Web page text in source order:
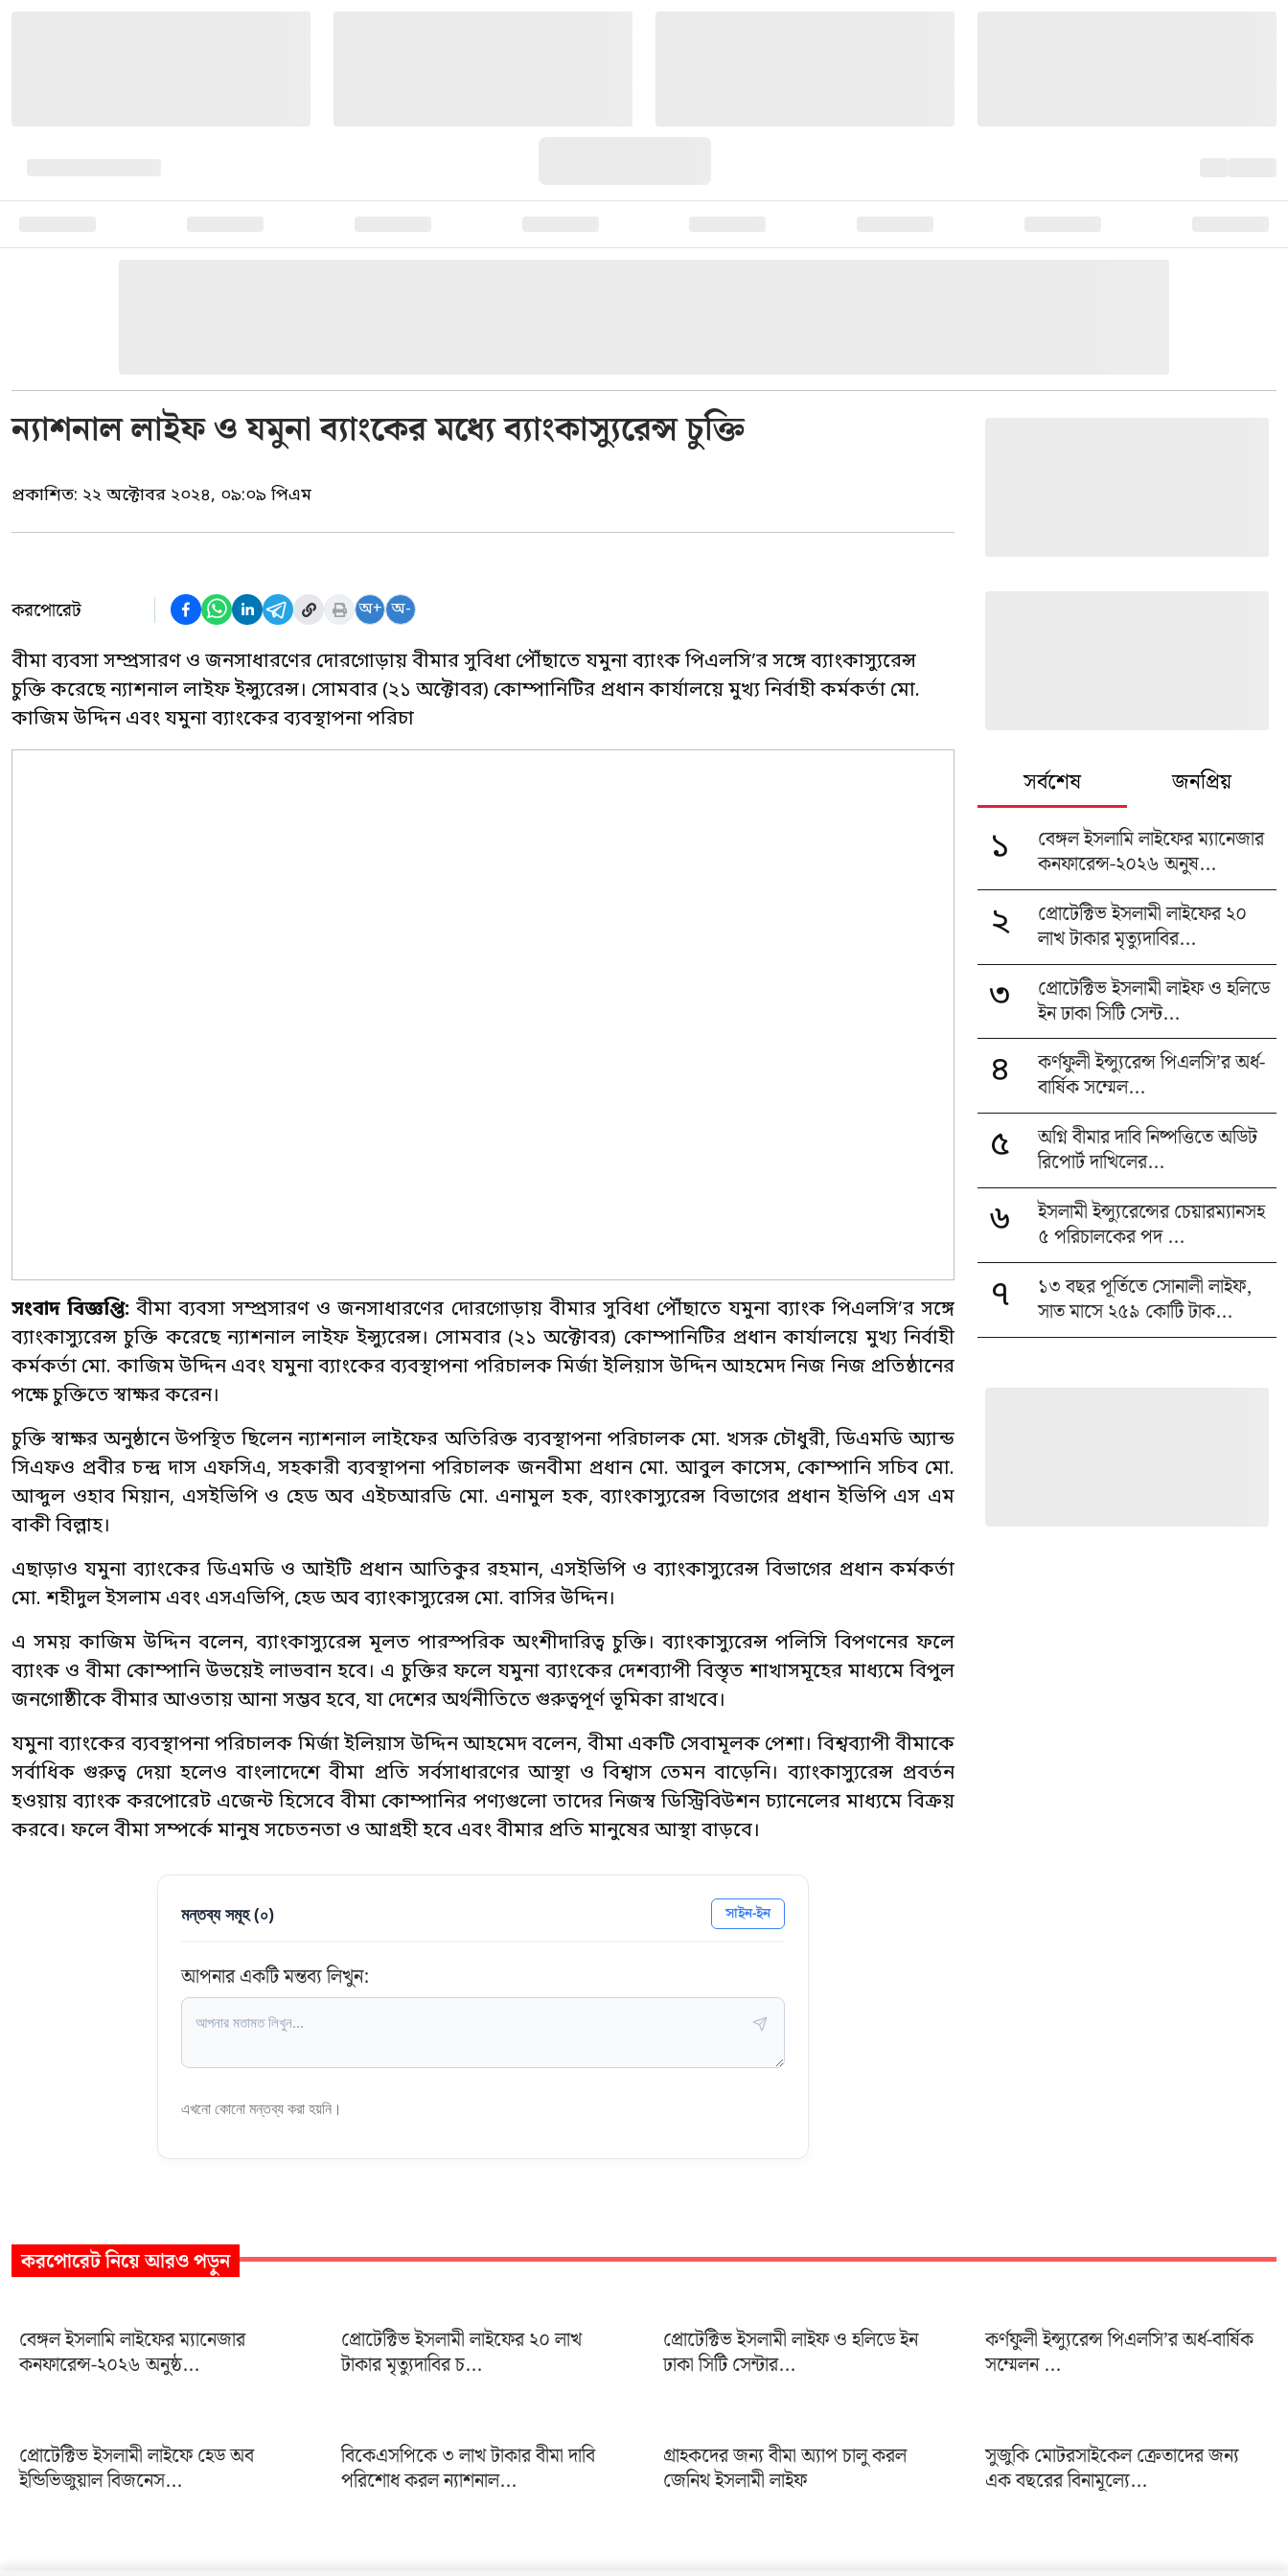
ন্যাশনাল লাইফ ও যমুনা ব্যাংকের মধ্যে ব্যাংকাস্যুরেন্স চুক্তি
প্রকাশিত: ২২ অক্টোবর ২০২৪, ০৯:০৯ পিএম
করপোরেট অ+ অ-
বীমা ব্যবসা সম্প্রসারণ ও জনসাধারণের দোরগোড়ায় বীমার সুবিধা পৌঁছাতে যমুনা ব্যাংক পিএলসি’র সঙ্গে ব্যাংকাস্যুরেন্স
চুক্তি করেছে ন্যাশনাল লাইফ ইন্স্যুরেন্স। সোমবার (২১ অক্টোবর) কোম্পানিটির প্রধান কার্যালয়ে মুখ্য নির্বাহী কর্মকর্তা মো.
কাজিম উদ্দিন এবং যমুনা ব্যাংকের ব্যবস্থাপনা পরিচা
সংবাদ বিজ্ঞপ্তি: বীমা ব্যবসা সম্প্রসারণ ও জনসাধারণের দোরগোড়ায় বীমার সুবিধা পৌঁছাতে যমুনা ব্যাংক পিএলসি’র সঙ্গে
ব্যাংকাস্যুরেন্স চুক্তি করেছে ন্যাশনাল লাইফ ইন্স্যুরেন্স। সোমবার (২১ অক্টোবর) কোম্পানিটির প্রধান কার্যালয়ে মুখ্য নির্বাহী
কর্মকর্তা মো. কাজিম উদ্দিন এবং যমুনা ব্যাংকের ব্যবস্থাপনা পরিচালক মির্জা ইলিয়াস উদ্দিন আহমেদ নিজ নিজ প্রতিষ্ঠানের
পক্ষে চুক্তিতে স্বাক্ষর করেন।
চুক্তি স্বাক্ষর অনুষ্ঠানে উপস্থিত ছিলেন ন্যাশনাল লাইফের অতিরিক্ত ব্যবস্থাপনা পরিচালক মো. খসরু চৌধুরী, ডিএমডি অ্যান্ড
সিএফও প্রবীর চন্দ্র দাস এফসিএ, সহকারী ব্যবস্থাপনা পরিচালক জনবীমা প্রধান মো. আবুল কাসেম, কোম্পানি সচিব মো.
আব্দুল ওহাব মিয়ান, এসইভিপি ও হেড অব এইচআরডি মো. এনামুল হক, ব্যাংকাস্যুরেন্স বিভাগের প্রধান ইভিপি এস এম
বাকী বিল্লাহ।
এছাড়াও যমুনা ব্যাংকের ডিএমডি ও আইটি প্রধান আতিকুর রহমান, এসইভিপি ও ব্যাংকাস্যুরেন্স বিভাগের প্রধান কর্মকর্তা
মো. শহীদুল ইসলাম এবং এসএভিপি, হেড অব ব্যাংকাস্যুরেন্স মো. বাসির উদ্দিন।
এ সময় কাজিম উদ্দিন বলেন, ব্যাংকাস্যুরেন্স মূলত পারস্পরিক অংশীদারিত্ব চুক্তি। ব্যাংকাস্যুরেন্স পলিসি বিপণনের ফলে
ব্যাংক ও বীমা কোম্পানি উভয়েই লাভবান হবে। এ চুক্তির ফলে যমুনা ব্যাংকের দেশব্যাপী বিস্তৃত শাখাসমূহের মাধ্যমে বিপুল
জনগোষ্ঠীকে বীমার আওতায় আনা সম্ভব হবে, যা দেশের অর্থনীতিতে গুরুত্বপূর্ণ ভূমিকা রাখবে।
যমুনা ব্যাংকের ব্যবস্থাপনা পরিচালক মির্জা ইলিয়াস উদ্দিন আহমেদ বলেন, বীমা একটি সেবামূলক পেশা। বিশ্বব্যাপী বীমাকে
সর্বাধিক গুরুত্ব দেয়া হলেও বাংলাদেশে বীমা প্রতি সর্বসাধারণের আস্থা ও বিশ্বাস তেমন বাড়েনি। ব্যাংকাস্যুরেন্স প্রবর্তন
হওয়ায় ব্যাংক করপোরেট এজেন্ট হিসেবে বীমা কোম্পানির পণ্যগুলো তাদের নিজস্ব ডিস্ট্রিবিউশন চ্যানেলের মাধ্যমে বিক্রয়
করবে। ফলে বীমা সম্পর্কে মানুষ সচেতনতা ও আগ্রহী হবে এবং বীমার প্রতি মানুষের আস্থা বাড়বে।
মন্তব্য সমূহ (০) সাইন-ইন
আপনার একটি মন্তব্য লিখুন:
এখনো কোনো মন্তব্য করা হয়নি।
সর্বশেষ জনপ্রিয়
১
বেঙ্গল ইসলামি লাইফের ম্যানেজার
কনফারেন্স-২০২৬ অনুষ...
২
প্রোটেক্টিভ ইসলামী লাইফের ২০
লাখ টাকার মৃত্যুদাবির...
৩
প্রোটেক্টিভ ইসলামী লাইফ ও হলিডে
ইন ঢাকা সিটি সেন্ট...
৪
কর্ণফুলী ইন্স্যুরেন্স পিএলসি’র অর্ধ-
বার্ষিক সম্মেল...
৫
অগ্নি বীমার দাবি নিষ্পত্তিতে অডিট
রিপোর্ট দাখিলের...
৬
ইসলামী ইন্স্যুরেন্সের চেয়ারম্যানসহ
৫ পরিচালকের পদ ...
৭
১৩ বছর পূর্তিতে সোনালী লাইফ,
সাত মাসে ২৫৯ কোটি টাক...
করপোরেটনিয়ে আরও পড়ুন
বেঙ্গল ইসলামি লাইফের ম্যানেজার
কনফারেন্স-২০২৬ অনুষ্ঠ...
প্রোটেক্টিভ ইসলামী লাইফের ২০ লাখ
টাকার মৃত্যুদাবির চ...
প্রোটেক্টিভ ইসলামী লাইফ ও হলিডে ইন
ঢাকা সিটি সেন্টার...
কর্ণফুলী ইন্স্যুরেন্স পিএলসি’র অর্ধ-বার্ষিক
সম্মেলন ...
প্রোটেক্টিভ ইসলামী লাইফে হেড অব
ইন্ডিভিজুয়াল বিজনেস...
বিকেএসপিকে ৩ লাখ টাকার বীমা দাবি
পরিশোধ করল ন্যাশনাল...
গ্রাহকদের জন্য বীমা অ্যাপ চালু করল
জেনিথ ইসলামী লাইফ
সুজুকি মোটরসাইকেল ক্রেতাদের জন্য
এক বছরের বিনামূল্যে...